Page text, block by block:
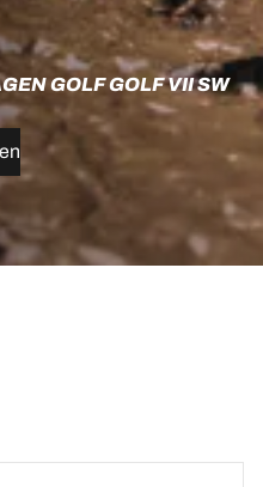
GOLF GOLF VII SW